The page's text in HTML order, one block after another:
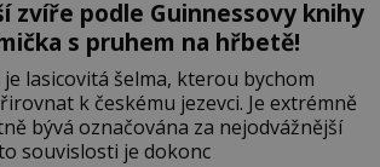
zvíře podle Guinnessovy knihy
s pruhem na hřbetě!
lasicovitá šelma, kterou bychom
k českému jezevci. Je extrémně
bývá označována za nejodvážnější
souvislosti je dokonc